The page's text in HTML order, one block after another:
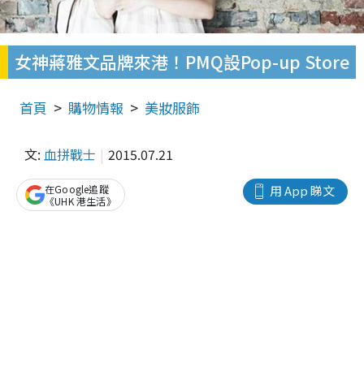
女神蔣雅文品牌來港！PMQ設Pop-up Store
首頁 購物情報 美妝服飾
文: 血拼戰士 2015.07.21
用 App 睇文
在Google追蹤
《UHK 港生活》